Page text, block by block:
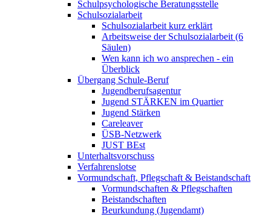
Schulpsychologische Beratungsstelle
Schulsozialarbeit
Schulsozialarbeit kurz erklärt
Arbeitsweise der Schulsozialarbeit (6
Säulen)
Wen kann ich wo ansprechen - ein
Überblick
Übergang Schule-Beruf
Jugendberufsagentur
Jugend STÄRKEN im Quartier
Jugend Stärken
Careleaver
ÜSB-Netzwerk
JUST BEst
Unterhaltsvorschuss
Verfahrenslotse
Vormundschaft, Pflegschaft & Beistandschaft
Vormundschaften & Pflegschaften
Beistandschaften
Beurkundung (Jugendamt)